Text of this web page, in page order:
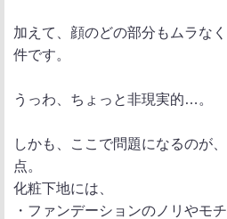
加えて、顔のどの部分もムラな
件です。
うっわ、ちょっと非現実的…。
しかも、ここで問題になるのが
点。
化粧下地には、
・ファンデーションのノリやモ